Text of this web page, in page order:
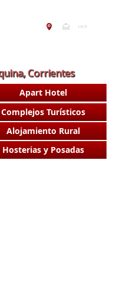
Corrientes
Apart Hotel
Complejos Turísticos
Alojamiento Rural
Hosterias y Posadas